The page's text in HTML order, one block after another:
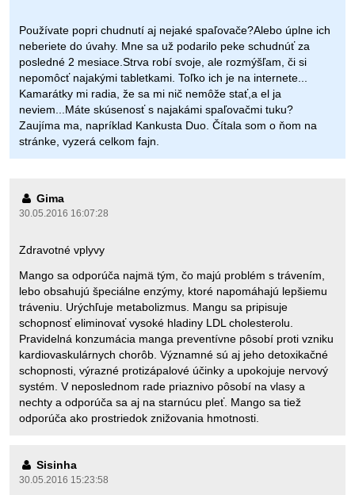
Používate popri chudnutí aj nejaké spaľovače?Alebo úplne ich
neberiete do úvahy. Mne sa už podarilo peke schudnúť za
posledné 2 mesiace.Strva robí svoje, ale rozmýšľam, či si
nepomôcť najakými tabletkami. Toľko ich je na internete...
Kamarátky mi radia, že sa mi nič nemôže stať,a el ja
neviem...Máte skúsenosť s najakámi spaľovačmi tuku?
Zaujíma ma, napríklad Kankusta Duo. Čítala som o ňom na
stránke, vyzerá celkom fajn.
Gima
30.05.2016 16:07:28
Zdravotné vplyvy
Mango sa odporúča najmä tým, čo majú problém s trávením,
lebo obsahujú špeciálne enzýmy, ktoré napomáhajú lepšiemu
tráveniu. Urýchľuje metabolizmus. Mangu sa pripisuje
schopnosť eliminovať vysoké hladiny LDL cholesterolu.
Pravidelná konzumácia manga preventívne pôsobí proti vzniku
kardiovaskulárnych chorôb. Významné sú aj jeho detoxikačné
schopnosti, výrazné protizápalové účinky a upokojuje nervový
systém. V neposlednom rade priaznivo pôsobí na vlasy a
nechty a odporúča sa aj na starnúcu pleť. Mango sa tiež
odporúča ako prostriedok znižovania hmotnosti.
Sisinha
30.05.2016 15:23:58